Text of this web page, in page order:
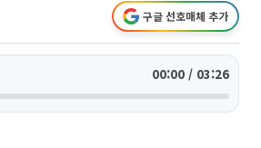
구글 선호매체 추가
00:00 / 03:26